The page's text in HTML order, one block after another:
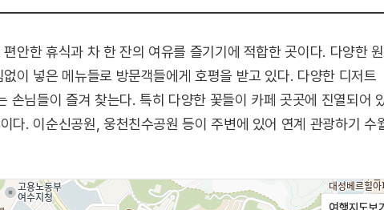
안한 휴식과 차 한 잔의 여유를 즐기기에 적합한 곳이다. 다양한
이 넣은 메뉴들로 방문객들에게 호평을 받고 있다. 다양한 디저트
님들이 즐겨 찾는다. 특히 다양한 꽃들이 카페 곳곳에 진열되어 있
다. 이순신공원, 웅천친수공원 등이 주변에 있어 연계 관광하기 수